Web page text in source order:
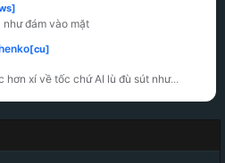
đám vào mặt
[cu]
hơn xí về tốc chứ AI lù đù sút như...